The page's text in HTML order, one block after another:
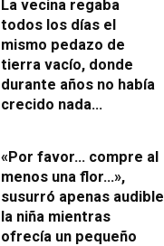
La vecina regaba
todos los días el
mismo pedazo de
tierra vacío, donde
durante años no había
crecido nada…
«Por favor… compre al
menos una flor…»,
susurró apenas audible
la niña mientras
ofrecía un pequeño